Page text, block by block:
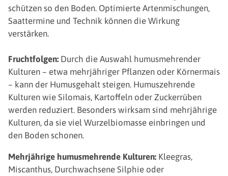
schützen so den Boden. Optimierte Artenmischungen,
Saattermine und Technik können die Wirkung
verstärken.
Fruchtfolgen: Durch die Auswahl humusmehrender
Kulturen – etwa mehrjähriger Pflanzen oder Körnermais
– kann der Humusgehalt steigen. Humuszehrende
Kulturen wie Silomais, Kartoffeln oder Zuckerrüben
werden reduziert. Besonders wirksam sind mehrjährige
Kulturen, da sie viel Wurzelbiomasse einbringen und
den Boden schonen.
Mehrjährige humusmehrende Kulturen: Kleegras,
Miscanthus, Durchwachsene Silphie oder